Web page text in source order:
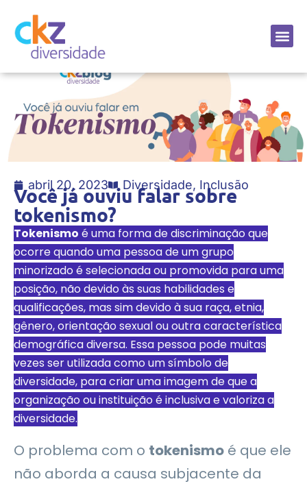
abril 20, 2023 Diversidade, Inclusão
Você já ouviu falar sobre
tokenismo?
Tokenismo é uma forma de discriminação que
ocorre quando uma pessoa de um grupo
minorizado é selecionada ou promovida para uma
posição, não devido às suas habilidades e
qualificações, mas sim devido à sua raça, etnia,
gênero, orientação sexual ou outra característica
demográfica diversa. Essa pessoa pode muitas
vezes ser utilizada como um símbolo de
diversidade, para criar uma imagem de que a
organização ou instituição é inclusiva e valoriza a
diversidade.
O problema com o tokenismo é que ele
não aborda a causa subjacente da